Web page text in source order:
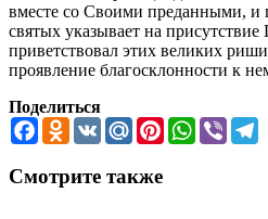
вместе со Своими преданными, и
святых указывает на
приветствовал этих великих
проявление благосклонности к
Поделиться
FacebookOdnoklassniki
VK Mail.RuPinterestWhatsApp
Viber
Смотрите также